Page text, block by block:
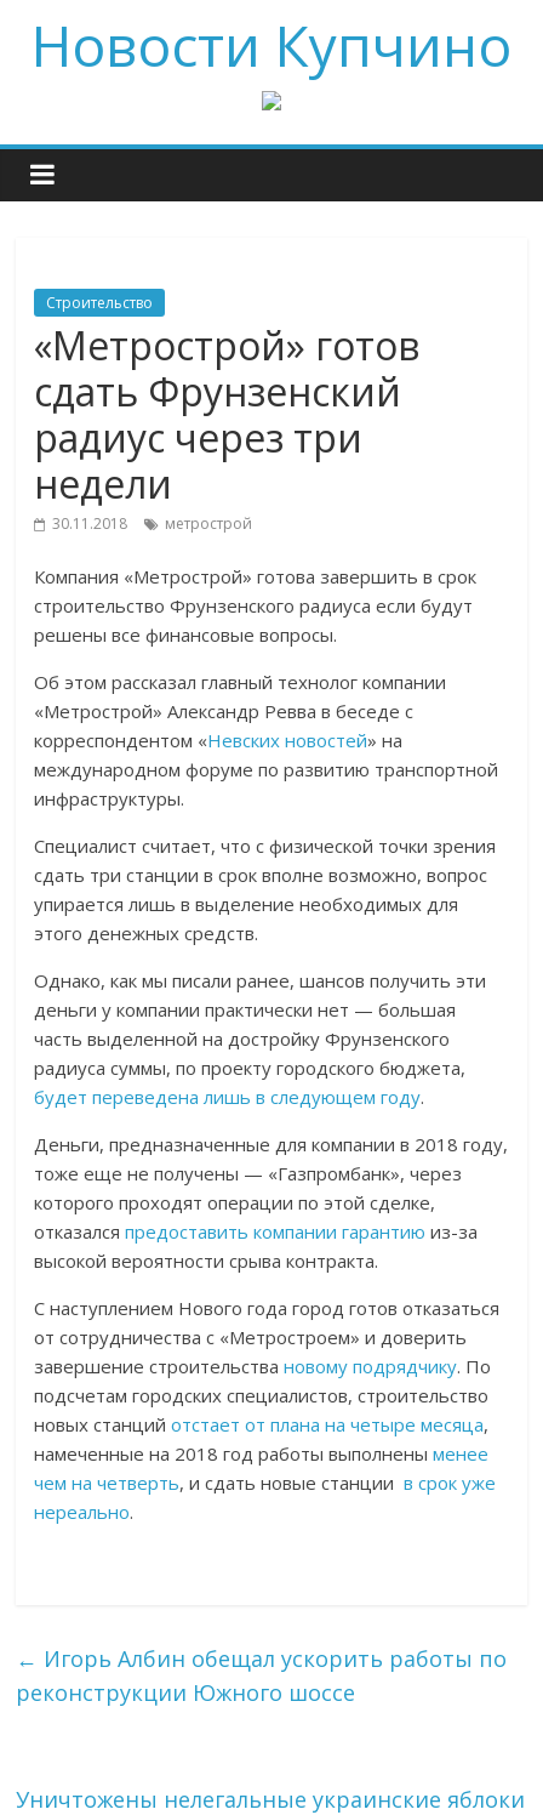
Новости Купчино
Строительство
«Метрострой» готов
сдать Фрунзенский
радиус через три
недели
30.11.2018 метрострой
Компания «Метрострой» готова завершить в срок
строительство Фрунзенского радиуса если будут
решены все финансовые вопросы.
Об этом рассказал главный технолог компании
«Метрострой» Александр Ревва в беседе с
корреспондентом «Невских новостей» на
международном форуме по развитию транспортной
инфраструктуры.
Специалист считает, что с физической точки зрения
сдать три станции в срок вполне возможно, вопрос
упирается лишь в выделение необходимых для
этого денежных средств.
Однако, как мы писали ранее, шансов получить эти
деньги у компании практически нет — большая
часть выделенной на достройку Фрунзенского
радиуса суммы, по проекту городского бюджета,
будет переведена лишь в следующем году.
Деньги, предназначенные для компании в 2018 году,
тоже еще не получены — «Газпромбанк», через
которого проходят операции по этой сделке,
отказалсяпредоставить компании гарантию из-за
высокой вероятности срыва контракта.
С наступлением Нового года город готов отказаться
от сотрудничества с «Метростроем» и доверить
завершение строительствановому подрядчику. По
подсчетам городских специалистов, строительство
новых станций отстает от плана на четыре месяца,
намеченные на 2018 год работы выполненыменее
чем на четверть, и сдать новые станции в срок уже
нереально.
← Игорь Албин обещал ускорить работы по
реконструкции Южного шоссе
Уничтожены нелегальные украинские яблоки